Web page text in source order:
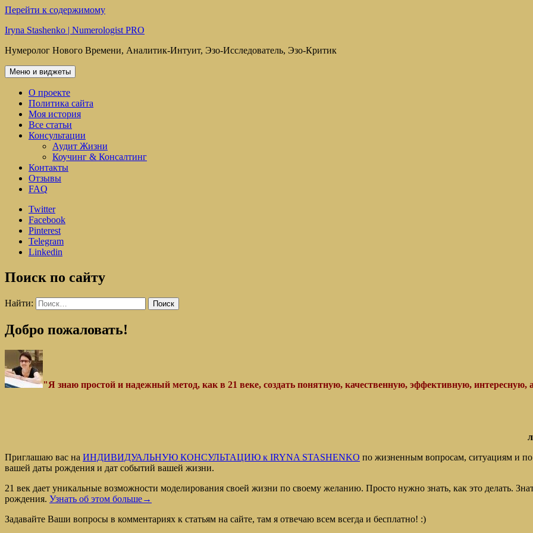
Перейти к содержимому
Iryna Stashenko | Numerologist PRO
Нумеролог Нового Времени, Аналитик-Интуит, Эзо-Исследователь, Эзо-Критик
Меню и виджеты
О проекте
Политика сайта
Моя история
Все статьи
Консультации
Аудит Жизни
Коучинг & Консалтинг
Контакты
Отзывы
FAQ
Twitter
Facebook
Pinterest
Telegram
Linkedin
Поиск по сайту
Найти:
Добро пожаловать!
"Я знаю простой и надежный метод, как в 21 веке, создать понятную, качественную, эффективную, интересную,
Приглашаю вас на ИНДИВИДУАЛЬНУЮ КОНСУЛЬТАЦИЮ к IRYNA STASHENKO по жизненным вопросам, ситуациям и
вашей даты рождения и дат событий вашей жизни.
21 век дает уникальные возможности моделирования своей жизни по своему желанию. Просто нужно знать, как это делать.
рождения. Узнать об этом больше→
Задавайте Ваши вопросы в комментариях к статьям на сайте, там я отвечаю всем всегда и бесплатно! :)